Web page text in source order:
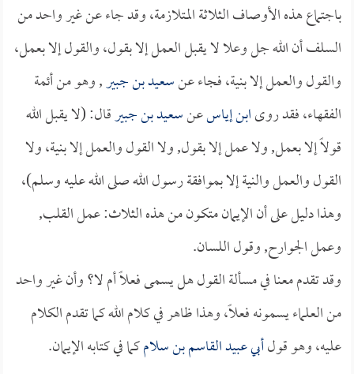
باجتماع هذه الأوصاف الثلاثة المتلازمة، وقد جاء عن غير واحد من
السلف أن الله جل وعلا لا يقبل العمل إلا بقول، والقول إلا بعمل،
والقول والعمل إلا بنية، فجاء عنسعيد بن جبير, وهو من أئمة
الفقهاء، فقد روىابن إياسعنسعيد بن جبيرقال: (لا يقبل الله
قولاً إلا بعمل, ولا عمل إلا بقول, ولا القول والعمل إلا بنية، ولا
القول والعمل والنية إلا بموافقة رسول الله صلى الله عليه وسلم)،
وهذا دليل على أن الإيمان متكون من هذه الثلاث: عمل القلب,
وعمل الجوارح, وقول اللسان.
وقد تقدم معنا في مسألة القول هل يسمى فعلاً أم لا؟ وأن غير واحد
من العلماء يسمونه فعلاً، وهذا ظاهر في كلام الله كما تقدم الكلام
عليه، وهو قولأبي عبيد القاسم بن سلامكما في كتابه الإيمان.